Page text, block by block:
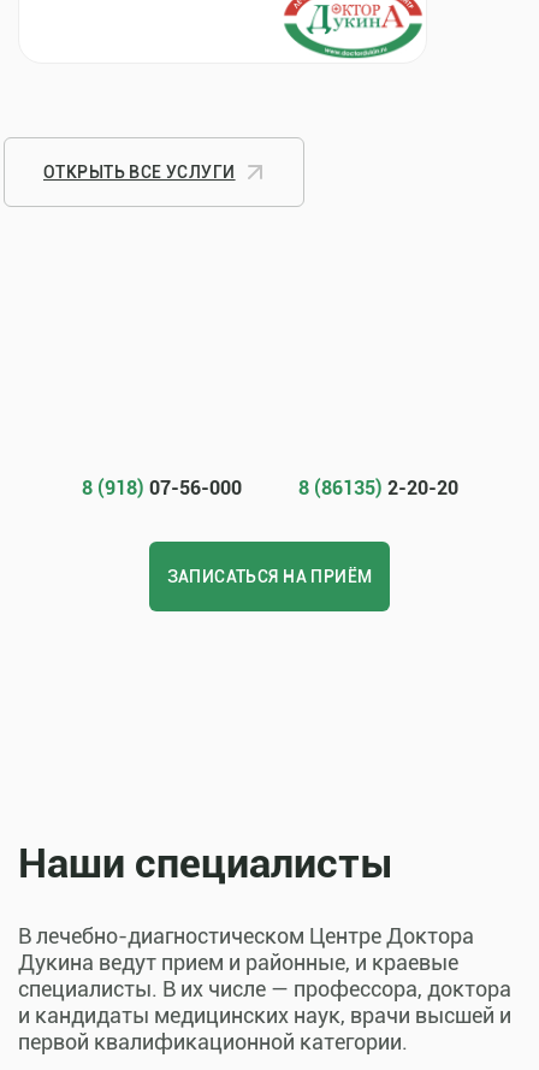
ОТКРЫТЬ ВСЕ УСЛУГИ
8 (918) 07-56-000 8 (86135) 2-20-20
ЗАПИСАТЬСЯ НА ПРИЁМ
Наши специалисты
В лечебно-диагностическом Центре Доктора
Дукина ведут прием и районные, и краевые
специалисты. В их числе — профессора, доктора
и кандидаты медицинских наук, врачи высшей и
первой квалификационной категории.